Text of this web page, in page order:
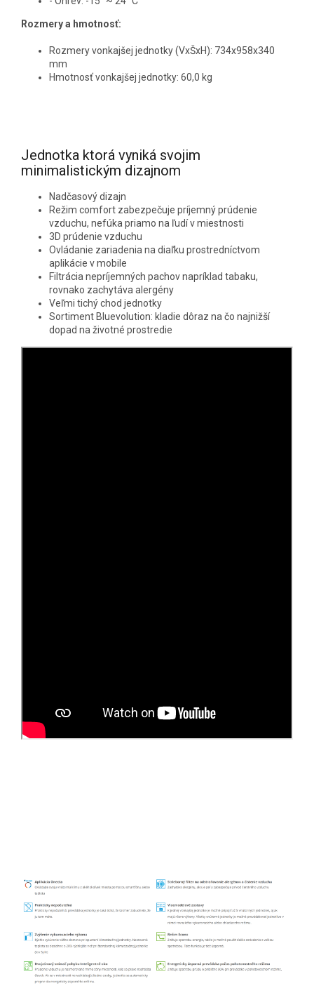
Rozmery a hmotnosť:
Rozmery vonkajšej jednotky (VxŠxH): 734x958x340
mm
Hmotnosť vonkajšej jednotky: 60,0 kg
Jednotka ktorá vyniká svojim
minimalistickým dizajnom
Nadčasový dizajn
Režim comfort zabezpečuje príjemný prúdenie
vzduchu, nefúka priamo na ľudí v miestnosti
3D prúdenie vzduchu
Ovládanie zariadenia na diaľku prostredníctvom
aplikácie v mobile
Filtrácia nepríjemných pachov napríklad tabaku,
rovnako zachytáva alergény
Veľmi tichý chod jednotky
Sortiment Bluevolution: kladie dôraz na čo najnižší
dopad na životné prostredie